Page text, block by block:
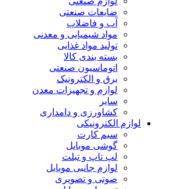
ضایعات صنعتی
آب و فاضلاب
مواد شیمیایی و معدنی
تولید مواد غذایی
بسته بندی کالا
اتوماسیون صنعتی
برق و الکترونیک
لوازم و تجهیزات معدن
سایر
کشاورزی و دامداری
لوازم الکترونیکی
سیم کارت
گوشی موبایل
لپ تاپ و تبلت
لوازم جانبی موبایل
صوتی و تصویری